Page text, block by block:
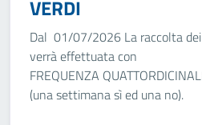
VERDI
Dal 01/07/2026 La raccolta
verrà effettuata con
FREQUENZA
(una settimana sì ed una no).